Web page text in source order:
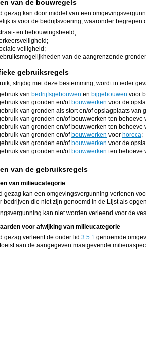
van de bouwregels
gezag kan door middel van een
is voor de bedrijfsvoering, waaronder
en bebouwingsbeeld;
veiligheid;
van de aangrenzende
gebruiksregels
strijdig met deze bestemming, wordt in ieder
van bedrijfsgebouwen en bijgebouwen voor
van gronden en/of bouwwerken voor de
van gronden als stort en/of opslagplaats
van gronden en/of bouwwerken ten
van gronden en/of bouwwerken ten
van gronden en/of bouwwerken voor horeca;
van gronden en/of bouwwerken voor de
van gronden en/of bouwwerken ten behoeve
van de gebruiksregels
van milieucategorie
gezag kan een omgevingsvergunning verlenen
bedrijven die niet zijn genoemd in de Lijst als
kan niet worden verleend voor de
voor afwijking van milieucategorie
gezag verleent de onder lid 3.5.1 genoemde
aan de aangegeven maatgevende